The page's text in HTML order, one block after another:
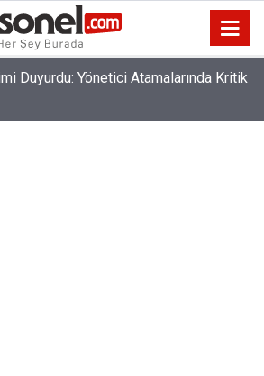
Duyurdu: Yönetici Atamalarında Kritik